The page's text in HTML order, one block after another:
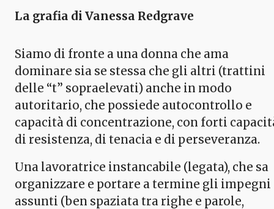
La grafia di Vanessa Redgrave
Siamo di fronte a una donna che ama
dominare sia se stessa che gli altri (trattini
delle “t” sopraelevati) anche in modo
autoritario, che possiede autocontrollo e
capacità di concentrazione, con forti
di resistenza, di tenacia e di perseveranza.
Una lavoratrice instancabile (legata), che sa
organizzare e portare a termine gli impegni
assunti (ben spaziata tra righe e parole,